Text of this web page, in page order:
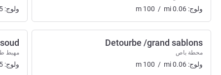
ولوج: m 100 / mi0.06
Detourbe /grand sablons
محطة باص
ولوج: m 100 / mi0.06
ولوج:
مهبط
ولوج: